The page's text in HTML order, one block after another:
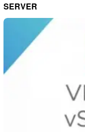
SERVER